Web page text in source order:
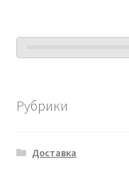
Рубрики
Доставка